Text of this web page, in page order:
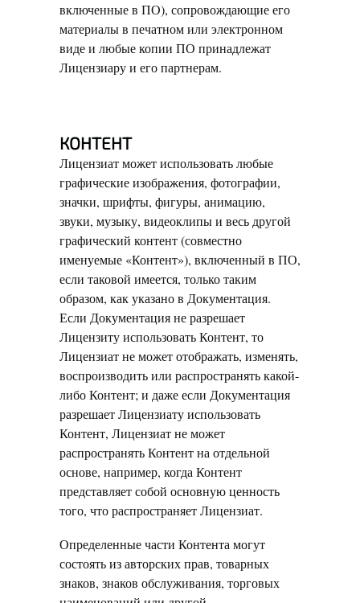
включенные в ПО), сопровождающие его
материалы в печатном или электронном
виде и любые копии ПО принадлежат
Лицензиару и его партнерам.
КОНТЕНТ
Лицензиат может использовать любые
графические изображения, фотографии,
значки, шрифты, фигуры, анимацию,
звуки, музыку, видеоклипы и весь другой
графический контент (совместно
именуемые «Контент»), включенный в ПО,
если таковой имеется, только таким
образом, как указано в Документация.
Если Документация не разрешает
Лицензиту использовать Контент, то
Лицензиат не может отображать, изменять,
воспроизводить или распространять какой-
либо Контент; и даже если Документация
разрешает Лицензиату использовать
Контент, Лицензиат не может
распространять Контент на отдельной
основе, например, когда Контент
представляет собой основную ценность
того, что распространяет Лицензиат.
Определенные части Контента могут
состоять из авторских прав, товарных
знаков, знаков обслуживания, торговых